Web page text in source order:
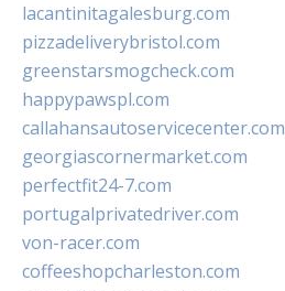
lacantinitagalesburg.com
pizzadeliverybristol.com
greenstarsmogcheck.com
happypawspl.com
callahansautoservicecenter.com
georgiascornermarket.com
perfectfit24-7.com
portugalprivatedriver.com
von-racer.com
coffeeshopcharleston.com